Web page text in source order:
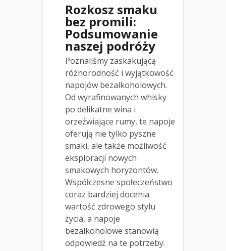
Rozkosz smaku
bez promili:
Podsumowanie
naszej podróży
Poznaliśmy zaskakującą
różnorodność i wyjątkowość
napojów bezalkoholowych.
Od wyrafinowanych whisky
po delikatne wina i
orzeźwiające rumy, te napoje
oferują nie tylko pyszne
smaki, ale także możliwość
eksploracji nowych
smakowych horyzontów.
Współczesne społeczeństwo
coraz bardziej docenia
wartość zdrowego stylu
życia, a napoje
bezalkoholowe stanowią
odpowiedź na te potrzeby.